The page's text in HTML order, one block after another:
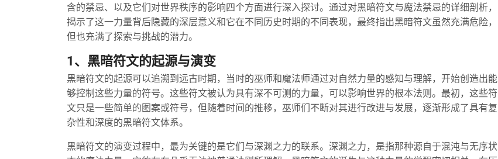
含的禁忌、以及它们对世界秩序的影响四个方面进行深入探讨。通过对黑暗符文与魔法禁忌的详细剖析，
揭示了这一力量背后隐藏的深层意义和它在不同历史时期的不同表现，最终指出黑暗符文虽然充满危险，
但也充满了探索与挑战的潜力。
1、黑暗符文的起源与演变
黑暗符文的起源可以追溯到远古时期，当时的巫师和魔法师通过对自然力量的感知与理解，开始创造出能
够控制这些力量的符号。这些符文被认为具有深不可测的力量，可以影响世界的根本法则。最初，这些符
文只是一些简单的图案或符号，但随着时间的推移，巫师们不断对其进行改进与发展，逐渐形成了具有复
杂性和深度的黑暗符文体系。
黑暗符文的演变过程中，最为关键的是它们与深渊之力的联系。深渊之力，是指那种源自于混沌与无序状